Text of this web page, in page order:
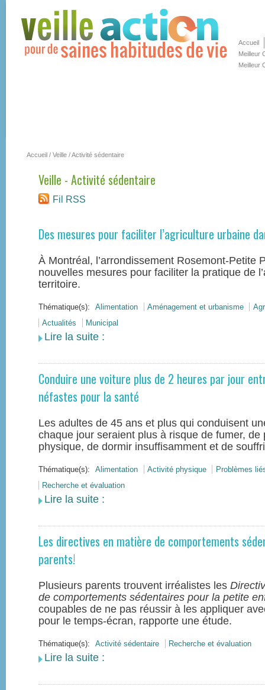
Accueil
Meilleur
Meilleur
Accueil / Veille /Activité sédentaire
Veille - Activité sédentaire
Fil RSS
Des mesures pour faciliter l’agriculture urbaine
À Montréal, l’arrondissement Rosemont-Petite
nouvelles mesures pour faciliter la pratique de
territoire.
Thématique(s): Alimentation Aménagement et urbanisme
Actualités
Municipal
Lire la suite :
Conduire une voiture plus de 2 heures par jour
néfastes pour la santé
Les adultes de 45 ans et plus qui conduisent
chaque jour seraient plus à risque de fumer, de
physique, de dormir insuffisamment et de
Thématique(s): Alimentation Activité physique
Problèmes
Recherche et évaluation
Lire la suite :
Les directives en matière de comportements
parents!
Plusieurs parents trouvent irréalistes les
de comportements sédentaires pour la petite
coupables de ne pas réussir à les appliquer
pour le temps-écran, rapporte une étude.
Thématique(s): Activité sédentaire Recherche et évaluation
Lire la suite :